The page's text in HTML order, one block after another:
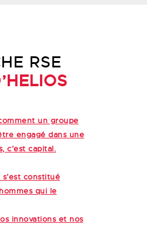
RSE
un groupe
engagé dans une
c’est capital.
s’est constitué
qui le
innovations et nos